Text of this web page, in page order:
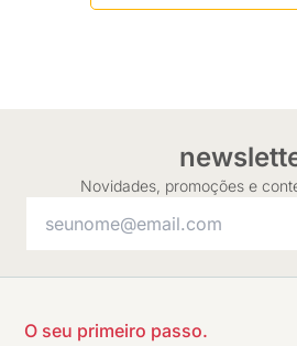
Novidades, promoções e
O seu primeiro passo.